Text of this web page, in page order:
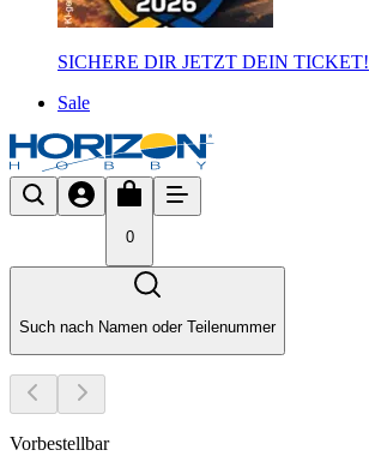
SICHERE DIR JETZT DEIN TICKET!
Sale
0
Such nach Namen oder Teilenummer
Vorbestellbar